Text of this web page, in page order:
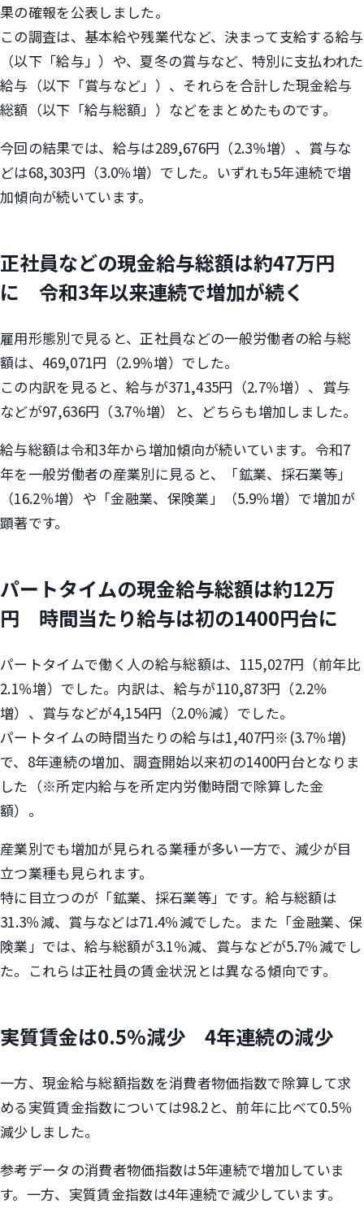
果の確報を公表しました。
この調査は、基本給や残業代など、決まって支給する給与
（以下「給与」）や、夏冬の賞与など、特別に支払われた
給与（以下「賞与など」）、それらを合計した現金給与
総額（以下「給与総額」）などをまとめたものです。
今回の結果では、給与は289,676円（2.3％増）、賞与な
どは68,303円（3.0％増）でした。いずれも5年連続で増
加傾向が続いています。
正社員などの現金給与総額は約47万円
に 令和3年以来連続で増加が続く
雇用形態別で見ると、正社員などの一般労働者の給与総
額は、469,071円（2.9％増）でした。
この内訳を見ると、給与が371,435円（2.7％増）、賞与
などが97,636円（3.7％増）と、どちらも増加しました。
給与総額は令和3年から増加傾向が続いています。令和7
年を一般労働者の産業別に見ると、「鉱業、採石業等」
（16.2％増）や「金融業、保険業」（5.9％増）で増加が
顕著です。
パートタイムの現金給与総額は約12万
円 時間当たり給与は初の1400円台に
パートタイムで働く人の給与総額は、115,027円（前年比
2.1％増）でした。内訳は、給与が110,873円（2.2％
増）、賞与などが4,154円（2.0％減）でした。
パートタイムの時間当たりの給与は1,407円※(3.7％増)
で、8年連続の増加、調査開始以来初の1400円台となりま
した（※所定内給与を所定内労働時間で除算した金
額）。
産業別でも増加が見られる業種が多い一方で、減少が目
立つ業種も見られます。
特に目立つのが「鉱業、採石業等」です。給与総額は
31.3％減、賞与などは71.4％減でした。また「金融業、保
険業」では、給与総額が3.1％減、賞与などが5.7％減でし
た。これらは正社員の賃金状況とは異なる傾向です。
実質賃金は0.5%減少 4年連続の減少
一方、現金給与総額指数を消費者物価指数で除算して求
める実質賃金指数については98.2と、前年に比べて0.5％
減少しました。
参考データの消費者物価指数は5年連続で増加していま
す。一方、実質賃金指数は4年連続で減少しています。